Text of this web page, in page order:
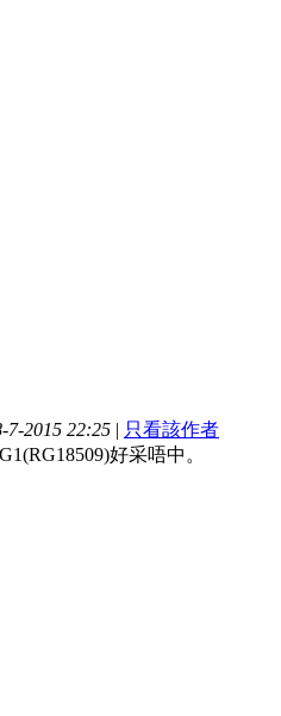
7-2015 22:25 | 只看該作者
好采唔中。